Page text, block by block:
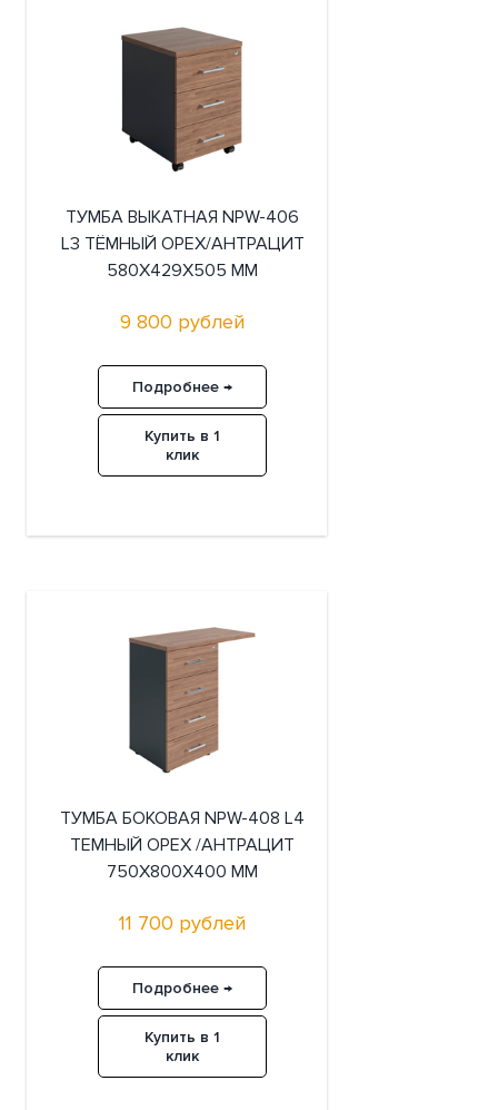
ТУМБА ВЫКАТНАЯ NPW-406
L3 ТЁМНЫЙ ОРЕХ/АНТРАЦИТ
580X429X505 ММ
9 800 рублей
Подробнее →
Купить в 1
клик
ТУМБА БОКОВАЯ NPW-408 L4
ТЕМНЫЙ ОРЕХ /АНТРАЦИТ
750X800X400 ММ
11 700 рублей
Подробнее →
Купить в 1
клик